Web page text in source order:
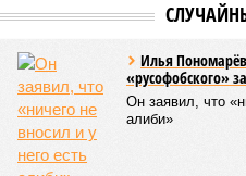
Илья Пономарёв
«русофобского»
Он заявил, что
алиби»